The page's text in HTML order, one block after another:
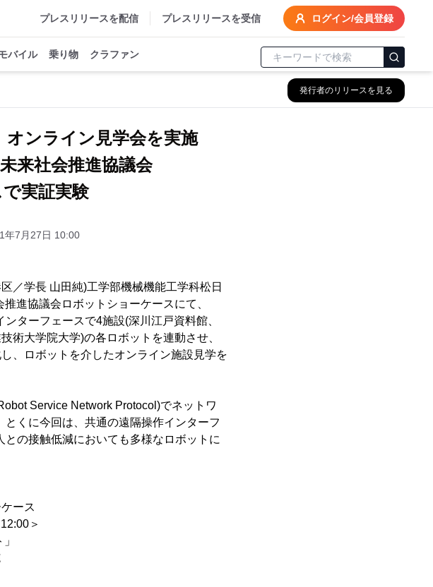
プレスリリースを配信 プレスリリースを受信 ログイン/会員登録
バイル 乗り物 クラファン
発行者のリリースを見る
ンライン見学会を実施
来社会推進協議会
実証実験
年7月27日 10:00
／学長 山田純)工学部機械機能工学科松日
進協議会ロボットショーケースにて、
ターフェースで4施設(深川江戸資料館、
術大学院大学)の各ロボットを連動させ、
、ロボットを介したオンライン施設見学を
Service Network Protocol)でネットワ
くに今回は、共通の遠隔操作インターフ
の接触低減においても多様なロボットに
ース
＞